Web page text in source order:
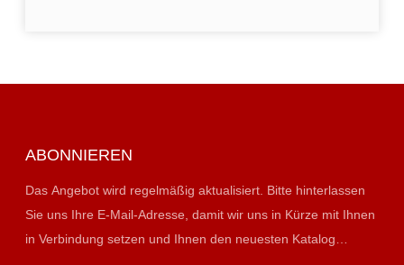
ABONNIEREN
Das Angebot wird regelmäßig aktualisiert. Bitte hinterlassen
Sie uns Ihre E-Mail-Adresse, damit wir uns in Kürze mit Ihnen
in Verbindung setzen und Ihnen den neuesten Katalog